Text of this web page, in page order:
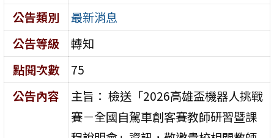
公告類別
最新消息
公告等級
轉知
點閱次數
75
公告內容
主旨： 檢送「2026高雄盃機器人挑戰
賽－全國自駕車創客賽教師研習暨課